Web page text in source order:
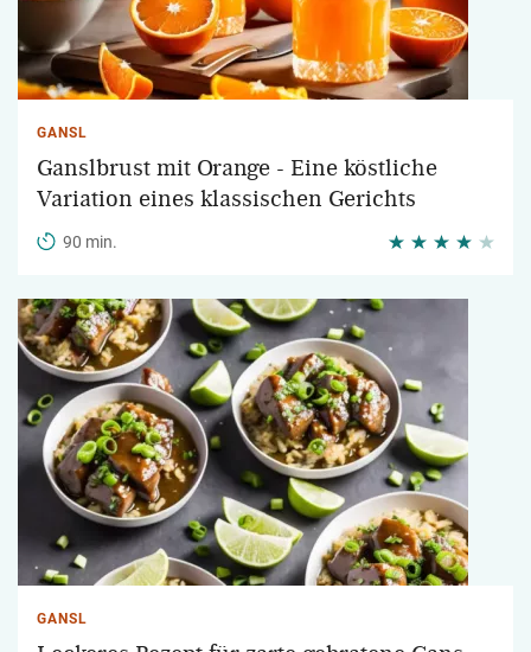
GANSL
Ganslbrust mit Orange - Eine köstliche
Variation eines klassischen Gerichts
90 min.
GANSL